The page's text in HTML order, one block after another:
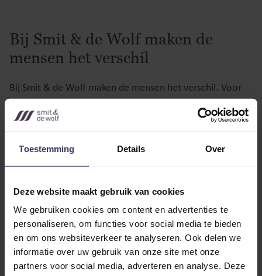
Toestemming Details Over
Deze website maakt gebruik van cookies
We gebruiken cookies om content en advertenties te
personaliseren, om functies voor social media te bieden
en om ons websiteverkeer te analyseren. Ook delen we
informatie over uw gebruik van onze site met onze
partners voor social media, adverteren en analyse. Deze
Bij Smit & de Wolf maken de
mensen het verschil
Bij Smit & de Wolf maken de mensen het verschil. Voor
zaken die te automatiseren zijn, zetten we de nieuwste
technologie in. Zo blijft er meer tijd om te doen waar we
goed in zijn: de CFO zijn die een bedrijf nodig heeft. Dat
we zorgen voor aangiftes, jaarstukken en
samenlevingscontract of als het bedrijf overgaat op de
kinderen.